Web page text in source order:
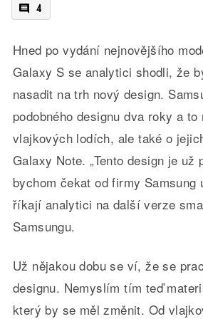
4
Hned po vydání nejnovějšího
Galaxy S se analytici shodli, že
nasadit na trh nový design.
podobného designu dva roky a
vlajkových lodích, ale také o
Galaxy Note. „Tento design je už
bychom čekat od firmy Samsung
říkají analytici na další verze
Samsungu.
Už nějakou dobu se ví, že se
designu. Nemyslím tím teď
který by se měl změnit. Od